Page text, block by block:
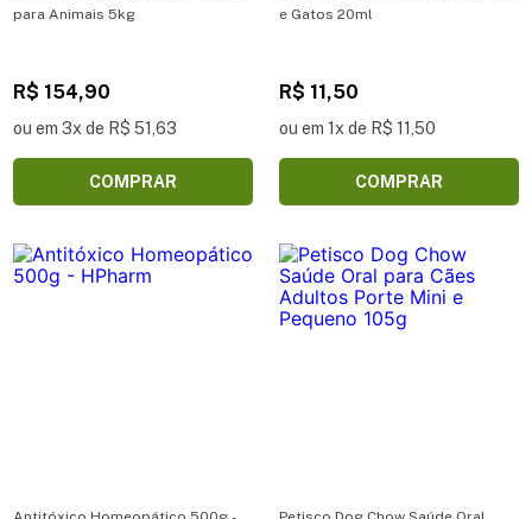
para Animais 5kg
R$ 154,90
ou em 3x de R$ 51,63
COMPRAR
e Gatos 20ml
R$ 11,50
ou em 1x de R$ 11,50
COMPRAR